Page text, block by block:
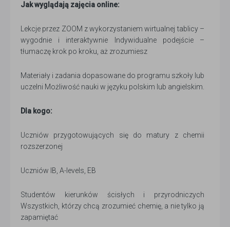
Jak wyglądają zajęcia online:
Lekcje przez ZOOM z wykorzystaniem wirtualnej tablicy –
wygodnie i interaktywnie Indywidualne podejście –
tłumaczę krok po kroku, aż zrozumiesz
Materiały i zadania dopasowane do programu szkoły lub
uczelni Możliwość nauki w języku polskim lub angielskim.
Dla kogo:
Uczniów przygotowujących się do matury z chemii
rozszerzonej
Uczniów IB, A-levels, EB
Studentów kierunków ścisłych i przyrodniczych
Wszystkich, którzy chcą zrozumieć chemię, a nie tylko ją
zapamiętać